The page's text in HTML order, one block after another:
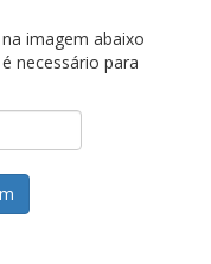
imagem abaixo
necessário para